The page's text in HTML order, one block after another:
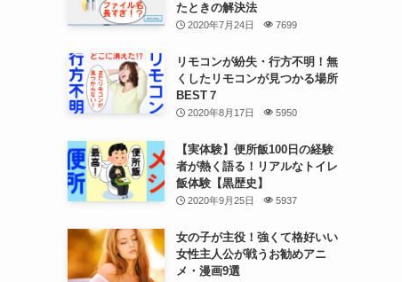
たときの解決法
2020年7月24日 7699
リモコンが紛失・行方不明！無
くしたリモコンが見つかる場所
BEST７
2020年8月17日 5950
【実体験】便所飯100日の経験
者が熱く語る！リアルなトイレ
飯体験【黒歴史】
2020年9月25日 5937
女の子が主役！強くて格好いい
女性主人公が戦うお勧めアニ
メ・漫画9選